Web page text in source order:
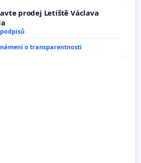
prodej Letiště Václava
o transparentnosti